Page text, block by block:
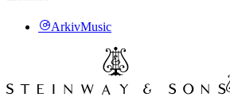
ArkivMusic